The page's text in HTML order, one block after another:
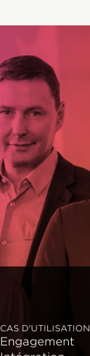
CAS D'UTILISATION
Engagement